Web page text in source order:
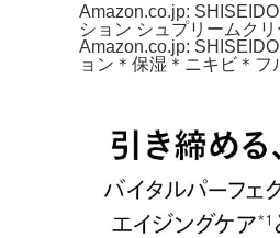
Amazon.co.jp:
ション シュプリームク
Amazon.co.jp:
ョン＊保湿＊ニキビ＊